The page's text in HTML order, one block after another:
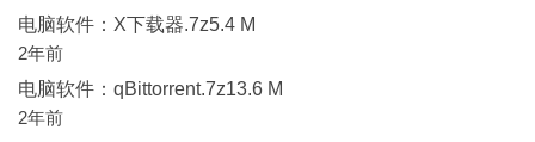
电脑软件：X下载器.7z5.4 M
2年前
电脑软件：qBittorrent.7z13.6 M
2年前